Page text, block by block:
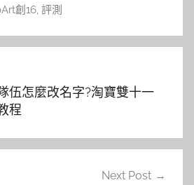
創16, 評測
伍怎麼改名字?淘寶雙十一
程
Next Post